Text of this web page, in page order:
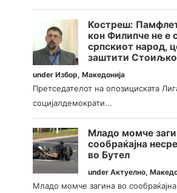
Костреш:
кон Филипче не е
српскиот народ,
заштити
underИзбор,Македонија
Претседателот на опозициската
социјалдемократи...
Младо момче
сообраќајна
во Бутел
underАктуелно,
Младо момче загина во